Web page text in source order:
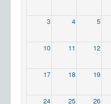
3 4 5
10 11 12
17 18 19
24 25 26